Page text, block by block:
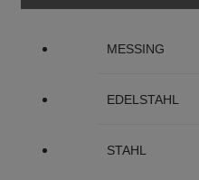
MESSING
EDELSTAHL
STAHL